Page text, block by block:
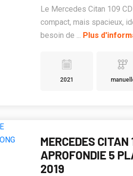
Le Mercedes Citan 109
compact, mais spacieux,
besoin de ... Plus
2021
MERCEDES
APROFONDIE 5
2019